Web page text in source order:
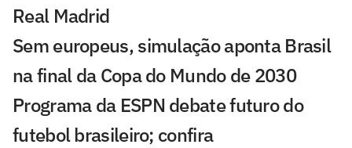
Real Madrid
Sem europeus, simulação aponta Brasil
na final da Copa do Mundo de 2030
Programa da ESPN debate futuro do
futebol brasileiro; confira